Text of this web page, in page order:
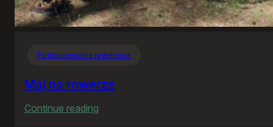
Podsumowania rowerowe
Maj na rowerze
Continue reading